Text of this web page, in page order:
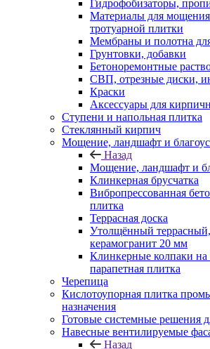
Гидрофобизаторы,
Материалы для
тротуарной плитки
Мембраны и полотна
Грунтовки, добавки
Бетоноремонтные
СВП, отрезные диски,
Краски
Аксессуары для
Ступени и напольная плитка
Cтеклянный кирпич
Мощение, ландшафт и
Назад
Мощение, ландшафт и
Клинкерная брусчатка
Вибропрессованная
плитка
Террасная доска
Утолщённый
керамогранит 20 мм
Клинкерные колпаки
парапетная плитка
Черепица
Кислотоупорная плитка
назначения
Готовые системные решения
Навесные вентилируемые
Назад